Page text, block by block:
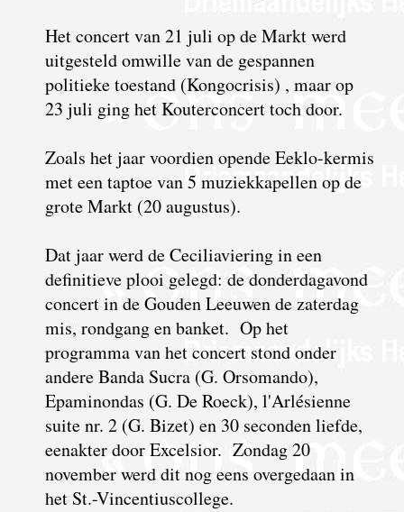
Het concert van 21 juli op de Markt werd
uitgesteld omwille van de gespannen
politieke toestand (Kongocrisis) , maar op
23 juli ging het Kouterconcert toch door.
Zoals het jaar voordien opende Eeklo-kermis
met een taptoe van 5 muziekkapellen op de
grote Markt (20 augustus).
Dat jaar werd de Ceciliaviering in een
definitieve plooi gelegd: de donderdagavond
concert in de Gouden Leeuwen de zaterdag
mis, rondgang en banket. Op het
programma van het concert stond onder
andere Banda Sucra (G. Orsomando),
Epaminondas (G. De Roeck), l'Arlésienne
suite nr. 2 (G. Bizet) en 30 seconden liefde,
eenakter door Excelsior. Zondag 20
november werd dit nog eens overgedaan in
het St.-Vincentiuscollege.